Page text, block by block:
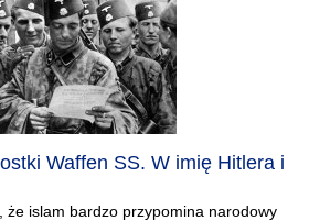
Waffen SS. W imię Hitlera i
że islam bardzo przypomina narodowy